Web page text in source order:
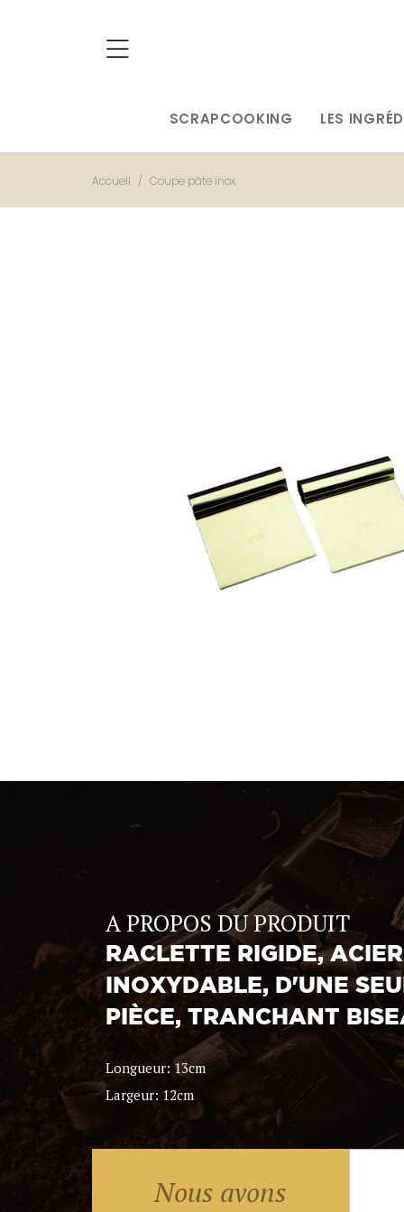
SCRAPCOOKING LES
Accueil Coupe pâte inox
A PROPOS DU PRODUIT
RACLETTE RIGIDE, ACIER
INOXYDABLE, D'UNE
PIÈCE, TRANCHANT
Longueur: 13cm
Largeur: 12cm
Nous avons